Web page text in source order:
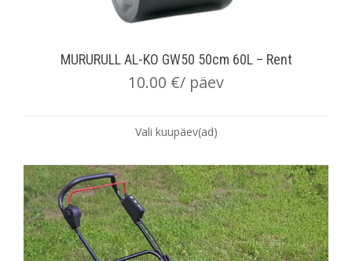
MURURULL AL-KO GW50 50cm 60L – Rent
10.00 €/ päev
Vali kuupäev(ad)